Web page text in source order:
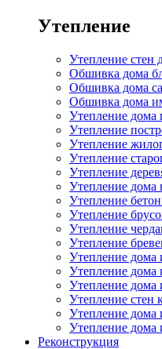
Утепление
Утепление стен
Обшивка дома
Обшивка дома
Обшивка дома
Утепление дома
Утепление
Утепление
Утепление
Утепление
Утепление дома
Утепление
Утепление
Утепление
Утепление
Утепление дома
Утепление дома
Утепление дома
Утепление стен
Утепление дома
Утепление дома
Реконструкция